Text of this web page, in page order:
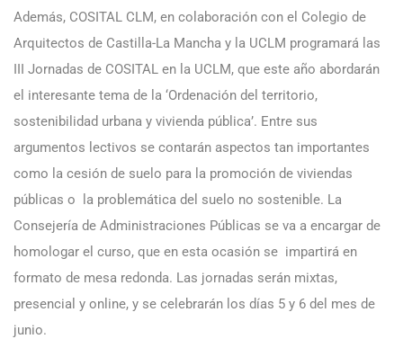
Además, COSITAL CLM, en colaboración con el Colegio de
Arquitectos de Castilla-La Mancha y la UCLM programará las
III Jornadas de COSITAL en la UCLM, que este año abordarán
el interesante tema de la ‘Ordenación del territorio,
sostenibilidad urbana y vivienda pública’. Entre sus
argumentos lectivos se contarán aspectos tan importantes
como la cesión de suelo para la promoción de viviendas
públicas o la problemática del suelo no sostenible. La
Consejería de Administraciones Públicas se va a encargar de
homologar el curso, que en esta ocasión se impartirá en
formato de mesa redonda. Las jornadas serán mixtas,
presencial y online, y se celebrarán los días 5 y 6 del mes de
junio.